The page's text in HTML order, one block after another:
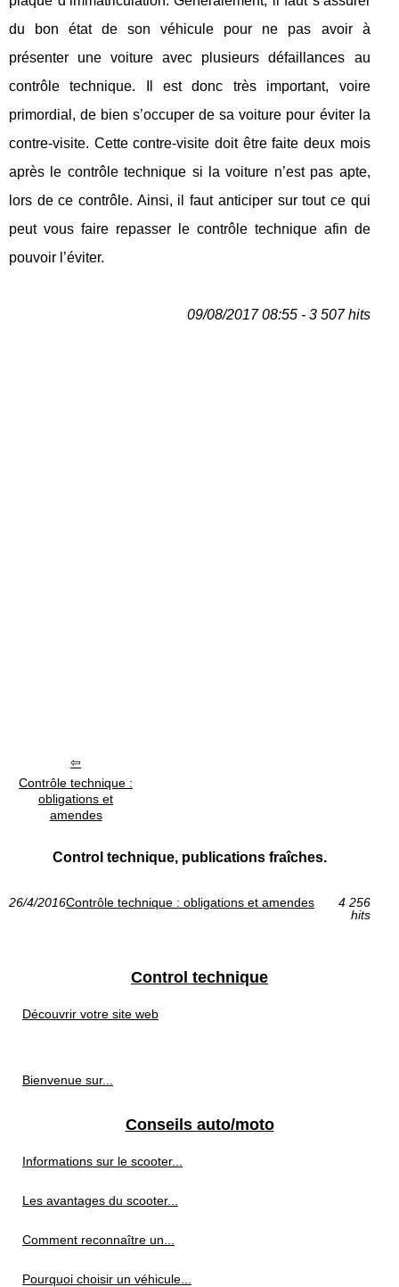
du bon état de son véhicule pour ne pas avoir à
présenter une voiture avec plusieurs défaillances au
contrôle technique. Il est donc très important, voire
primordial, de bien s’occuper de sa voiture pour éviter la
contre-visite. Cette contre-visite doit être faite deux mois
après le contrôle technique si la voiture n’est pas apte,
lors de ce contrôle. Ainsi, il faut anticiper sur tout ce qui
peut vous faire repasser le contrôle technique afin de
pouvoir l’éviter.
09/08/2017 08:55 - 3 507 hits
Contrôle technique :
obligations et
amendes
Control technique, publications fraîches.
26/4/2016Contrôle technique : obligations et amendes
4 256
hits
Control technique
Découvrir votre site web
Bienvenue sur...
Conseils auto/moto
Informations sur le scooter...
Les avantages du scooter...
Comment reconnaître un...
Pourquoi choisir un véhicule...